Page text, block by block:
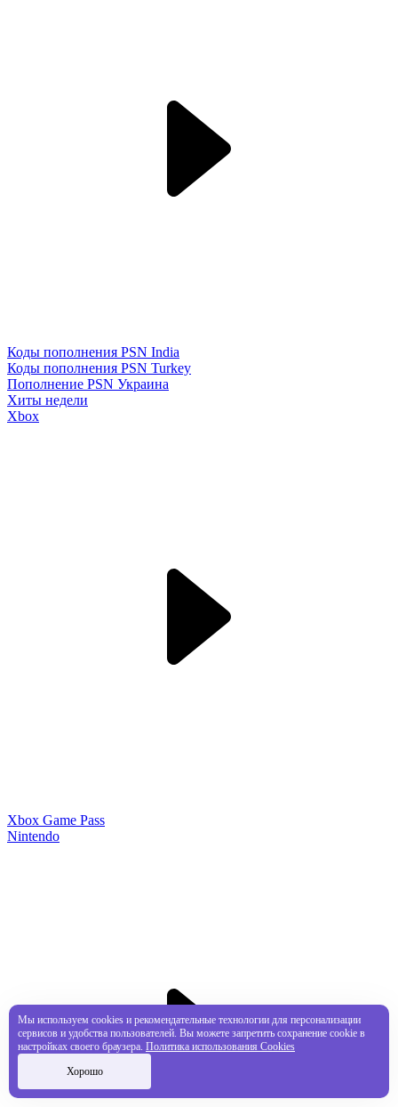
Коды пополнения PSN India
Коды пополнения PSN Turkey
Пополнение PSN Украина
Хиты недели
Xbox
Xbox Game Pass
Nintendo
Мы используем cookies и рекомендательные технологии для персонализации
сервисов и удобства пользователей. Вы можете запретить сохранение cookie в
настройках своего браузера. Политика использования Cookies
Хорошо